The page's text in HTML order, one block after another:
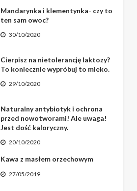
Mandarynka i klementynka- czy to
ten sam owoc?
30/10/2020
Cierpisz na nietolerancję laktozy?
To koniecznie wypróbuj to mleko.
29/10/2020
Naturalny antybiotyk i ochrona
przed nowotworami! Ale uwaga!
Jest dość kaloryczny.
20/10/2020
Kawa z masłem orzechowym
27/05/2019